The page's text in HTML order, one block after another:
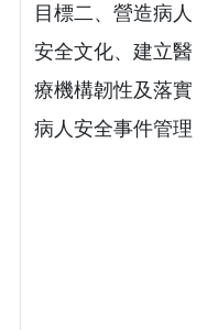
目標二、營造病人
安全文化、建立醫
療機構韌性及落實
病人安全事件管理